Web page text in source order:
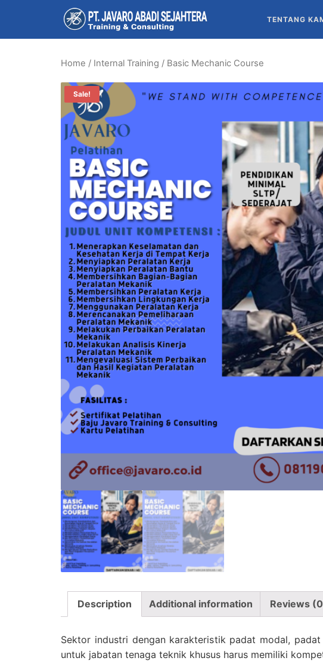
TENTANG
Home / Internal Training / Basic Mechanic Course
Sale!
Description Additional information Reviews
Sektor industri dengan karakteristik padat modal,
untuk jabatan tenaga teknik khusus harus memiliki